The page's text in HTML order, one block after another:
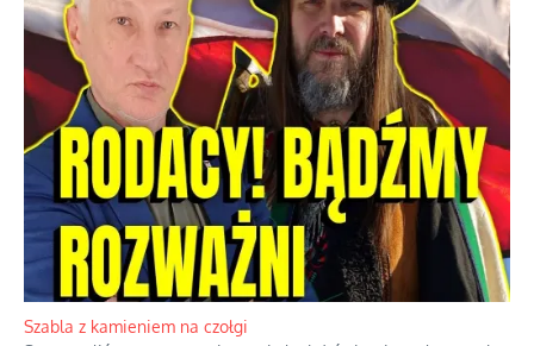
Słoneczna twierdza pełna historycznych niespodzianek
Geografia nie tworzy prawa, gdyby tworzyła, to pół Kaliningradu
należałoby do Polski, a Gibraltar automatycznie należałby do
Hiszpanii....